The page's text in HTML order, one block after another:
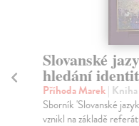
Slovanské
hledání
Příhoda Marek| Kniha
Sborník 'Slovanské
vznikl na základě